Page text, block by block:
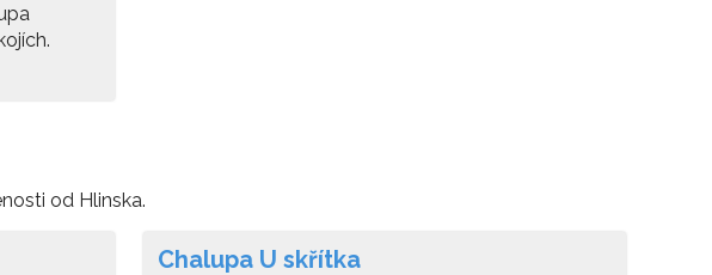
od Hlinska.
Chalupa U skřítka